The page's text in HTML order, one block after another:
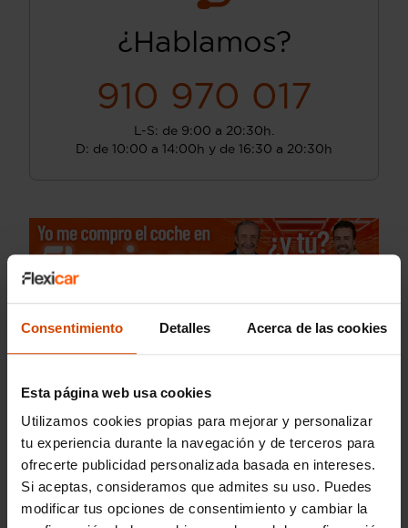
Consentimiento Detalles Acerca de las cookies
Esta página web usa cookies
Utilizamos cookies propias para mejorar y personalizar
tu experiencia durante la navegación y de terceros para
ofrecerte publicidad personalizada basada en intereses.
Si aceptas, consideramos que admites su uso. Puedes
modificar tus opciones de consentimiento y cambiar la
¿Hablamos?
910 970 017
L-S: de 9:00 a 20:30h.
D: de 10:00 a 14:00h y de 16:30 a 20:30h